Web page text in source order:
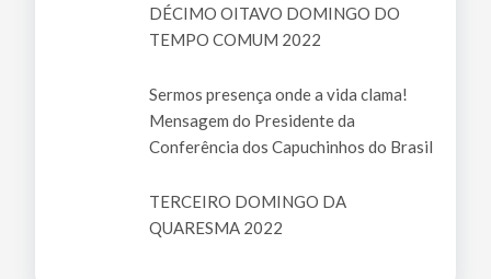
DÉCIMO OITAVO DOMINGO DO
TEMPO COMUM 2022
Sermos presença onde a vida clama!
Mensagem do Presidente da
Conferência dos Capuchinhos do Brasil
TERCEIRO DOMINGO DA
QUARESMA 2022